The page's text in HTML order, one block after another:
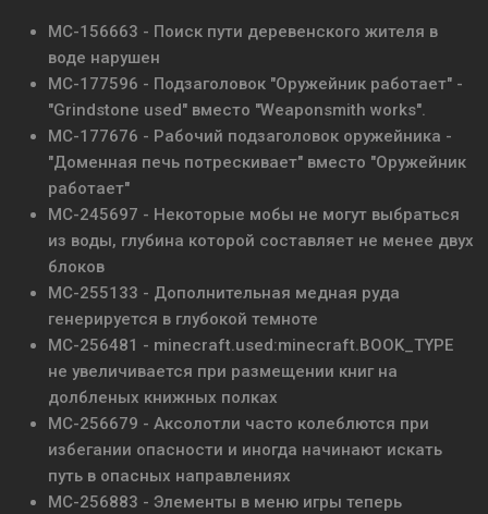
MC-156663 - Поиск пути деревенского жителя в
воде нарушен
MC-177596 - Подзаголовок "Оружейник работает" -
"Grindstone used" вместо "Weaponsmith works".
MC-177676 - Рабочий подзаголовок оружейника -
"Доменная печь потрескивает" вместо "Оружейник
работает"
MC-245697 - Некоторые мобы не могут выбраться
из воды, глубина которой составляет не менее двух
блоков
MC-255133 - Дополнительная медная руда
генерируется в глубокой темноте
MC-256481 - minecraft.used:minecraft.BOOK_TYPE
не увеличивается при размещении книг на
долбленых книжных полках
MC-256679 - Аксолотли часто колеблются при
избегании опасности и иногда начинают искать
путь в опасных направлениях
MC-256883 - Элементы в меню игры теперь